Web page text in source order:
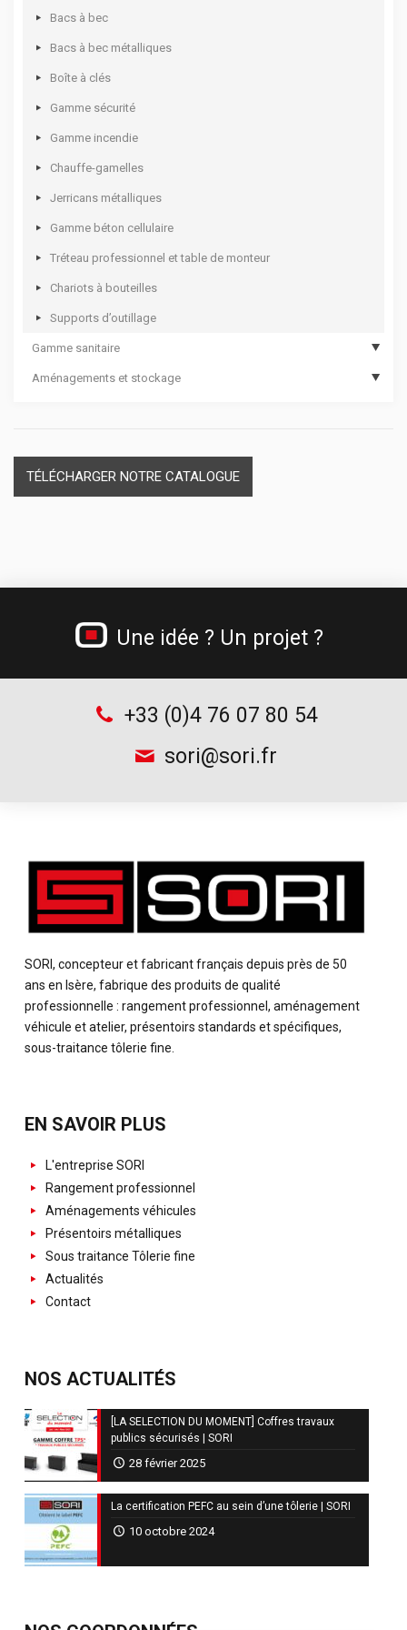
Mallettes plastique à casiers
Casiers à tiroirs
Mallettes à casiers
Coffrets multi usages
Coffrets pour électro portatif
Coffres d’atelier
Dessertes d’atelier
Options de servantes et établis mobiles
Etablis fermés
Armoires à rideau
Panneaux perforés
Kits établis
Options d’établis
Armoires d’entretien
Armoires de bureau
Vestiaires monobloc
Armoires pour bacs à bec
Supports pour bacs à bec
Bacs à bec
Bacs à bec métalliques
Boîte à clés
Gamme sécurité
Gamme incendie
Chauffe-gamelles
Jerricans métalliques
Gamme béton cellulaire
Tréteau professionnel et table de monteur
Chariots à bouteilles
Supports d’outillage
Gamme sanitaire
Hygiène des mains
Aménagements et stockage
Cadenas
TÉLÉCHARGER NOTRE CATALOGUE
Une idée ? Un projet ?
+33 (0)4 76 07 80 54
sori@sori.fr
SORI, concepteur et fabricant français depuis près de 50
ans en Isère, fabrique des produits de qualité
professionnelle : rangement professionnel, aménagement
véhicule et atelier, présentoirs standards et spécifiques,
sous-traitance tôlerie fine.
EN SAVOIR PLUS
L'entreprise SORI
Rangement professionnel
Aménagements véhicules
Présentoirs métalliques
Sous traitance Tôlerie fine
Actualités
Contact
NOS ACTUALITÉS
[LA SELECTION DU MOMENT] Coffres travaux
publics sécurisés | SORI
28 février 2025
La certification PEFC au sein d’une tôlerie | SORI
10 octobre 2024